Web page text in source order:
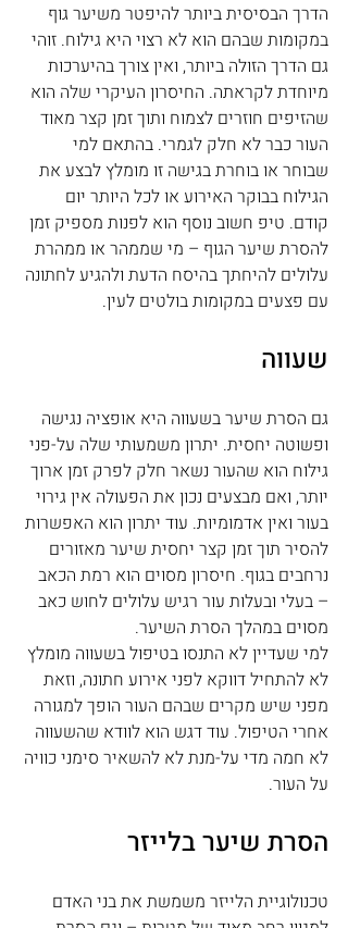
הדרך הבסיסית ביותר להיפטר משיער גוף
במקומות שבהם הוא לא רצוי היא גילוח. זוהי
גם הדרך הזולה ביותר, ואין צורך בהיערכות
מיוחדת לקראתה. החיסרון העיקרי שלה הוא
שהזיפים חוזרים לצמוח ותוך זמן קצר מאוד
העור כבר לא חלק לגמרי. בהתאם למי
שבוחר או בוחרת בגישה זו מומלץ לבצע את
הגילוח בבוקר האירוע או לכל היותר יום
קודם. טיפ חשוב נוסף הוא לפנות מספיק זמן
להסרת שיער הגוף – מי שממהר או ממהרת
עלולים להיחתך בהיסח הדעת ולהגיע לחתונה
עם פצעים במקומות בולטים לעין.
שעווה
גם הסרת שיער בשעווה היא אופציה נגישה
ופשוטה יחסית. יתרון משמעותי שלה על-פני
גילוח הוא שהעור נשאר חלק לפרק זמן ארוך
יותר, ואם מבצעים נכון את הפעולה אין גירוי
בעור ואין אדמומיות. עוד יתרון הוא האפשרות
להסיר תוך זמן קצר יחסית שיער מאזורים
נרחבים בגוף. חיסרון מסוים הוא רמת הכאב
– בעלי ובעלות עור רגיש עלולים לחוש כאב
מסוים במהלך הסרת השיער.
למי שעדיין לא התנסו בטיפול בשעווה מומלץ
לא להתחיל דווקא לפני אירוע חתונה, וזאת
מפני שיש מקרים שבהם העור הופך למגורה
אחרי הטיפול. עוד דגש הוא לוודא שהשעווה
לא חמה מדי על-מנת לא להשאיר סימני כוויה
על העור.
הסרת שיער בלייזר
טכנולוגיית הלייזר משמשת את בני האדם